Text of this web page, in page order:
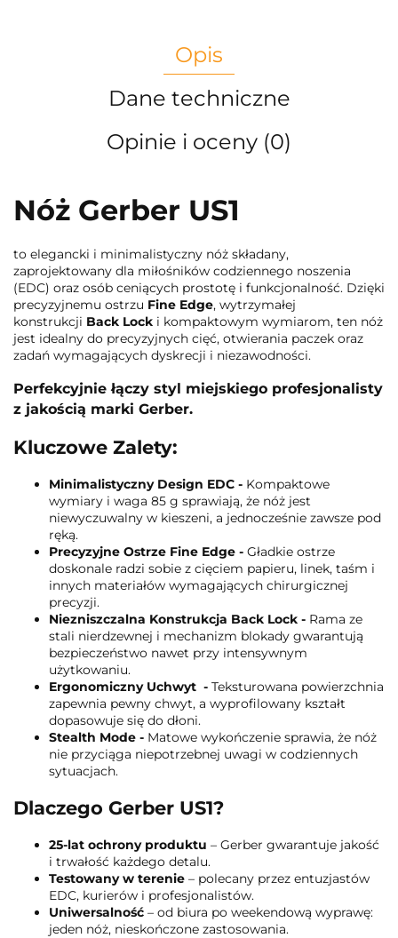
Opis
Dane techniczne
Opinie i oceny (0)
Nóż Gerber US1
to elegancki i minimalistyczny nóż składany,
zaprojektowany dla miłośników codziennego noszenia
(EDC) oraz osób ceniących prostotę i funkcjonalność. Dzięki
precyzyjnemu ostrzu Fine Edge, wytrzymałej
konstrukcji Back Lock i kompaktowym wymiarom, ten nóż
jest idealny do precyzyjnych cięć, otwierania paczek oraz
zadań wymagających dyskrecji i niezawodności.
Perfekcyjnie łączy styl miejskiego profesjonalisty
z jakością marki Gerber.
Kluczowe Zalety:
Minimalistyczny Design EDC - Kompaktowe
wymiary i waga 85 g sprawiają, że nóż jest
niewyczuwalny w kieszeni, a jednocześnie zawsze pod
ręką.
Precyzyjne Ostrze Fine Edge - Gładkie ostrze
doskonale radzi sobie z cięciem papieru, linek, taśm i
innych materiałów wymagających chirurgicznej
precyzji.
Niezniszczalna Konstrukcja Back Lock - Rama ze
stali nierdzewnej i mechanizm blokady gwarantują
bezpieczeństwo nawet przy intensywnym
użytkowaniu.
Ergonomiczny Uchwyt - Teksturowana powierzchnia
zapewnia pewny chwyt, a wyprofilowany kształt
dopasowuje się do dłoni.
Stealth Mode - Matowe wykończenie sprawia, że nóż
nie przyciąga niepotrzebnej uwagi w codziennych
sytuacjach.
Dlaczego Gerber US1?
25-lat ochrony produktu – Gerber gwarantuje jakość
i trwałość każdego detalu.
Testowany w terenie – polecany przez entuzjastów
EDC, kurierów i profesjonalistów.
Uniwersalność – od biura po weekendową wyprawę:
jeden nóż, nieskończone zastosowania.